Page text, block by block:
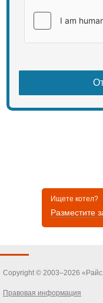
Ищете котел?
Разместите
Copyright © 2003–2026
Правовая информация